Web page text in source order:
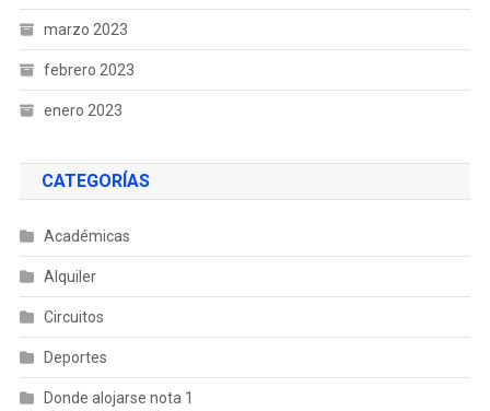
marzo 2023
febrero 2023
enero 2023
CATEGORÍAS
Académicas
Alquiler
Circuitos
Deportes
Donde alojarse nota 1